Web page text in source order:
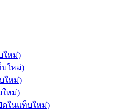
ใหม่)
บใหม่)
ใหม่)
ใหม่)
ดในแท็บใหม่)